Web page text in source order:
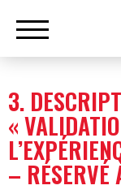
3.
«
– RÉSERVÉ